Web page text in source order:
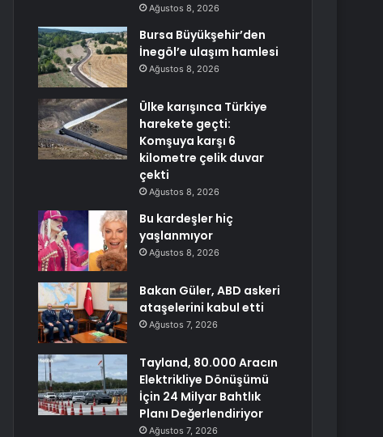
Ağustos 8, 2026
Bursa Büyükşehir’den
İnegöl’e ulaşım hamlesi
Ağustos 8, 2026
Ülke karışınca Türkiye
harekete geçti:
Komşuya karşı 6
kilometre çelik duvar
çekti
Ağustos 8, 2026
Bu kardeşler hiç
yaşlanmıyor
Ağustos 8, 2026
Bakan Güler, ABD askeri
ataşelerini kabul etti
Ağustos 7, 2026
Tayland, 80.000 Aracın
Elektrikliye Dönüşümü
İçin 24 Milyar Bahtlık
Planı Değerlendiriyor
Ağustos 7, 2026